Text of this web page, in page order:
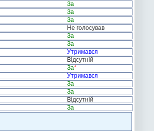
За
За
За
Не голосував
За
За
Утримався
Відсутній
За*
Утримався
За
За
Відсутній
За